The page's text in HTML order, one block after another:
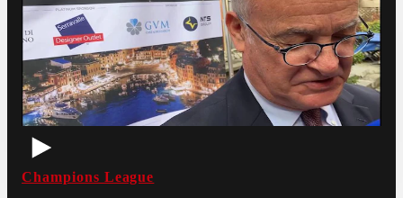
Champions League